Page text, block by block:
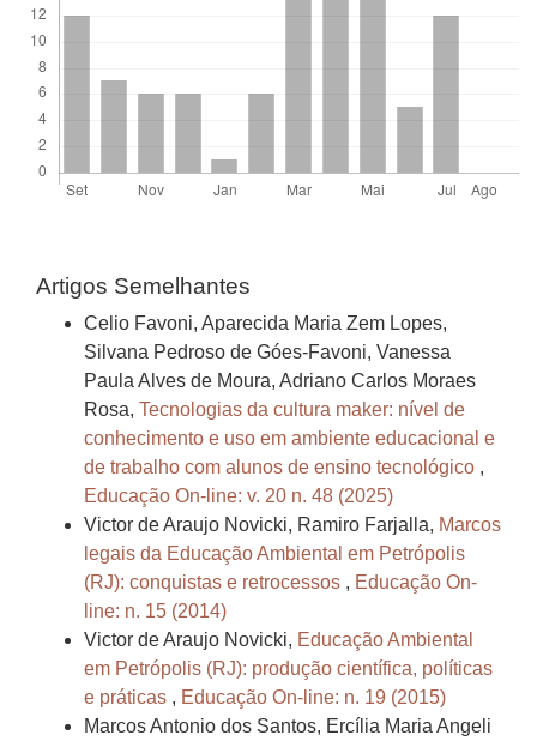
Artigos Semelhantes
Celio Favoni, Aparecida Maria Zem Lopes,
Silvana Pedroso de Góes-Favoni, Vanessa
Paula Alves de Moura, Adriano Carlos Moraes
Rosa, Tecnologias da cultura maker: nível de
conhecimento e uso em ambiente educacional e
de trabalho com alunos de ensino tecnológico ,
Educação On-line: v. 20 n. 48 (2025)
Victor de Araujo Novicki, Ramiro Farjalla, Marcos
legais da Educação Ambiental em Petrópolis
(RJ): conquistas e retrocessos , Educação On-
line: n. 15 (2014)
Victor de Araujo Novicki, Educação Ambiental
em Petrópolis (RJ): produção científica, políticas
e práticas , Educação On-line: n. 19 (2015)
Marcos Antonio dos Santos, Ercília Maria Angeli